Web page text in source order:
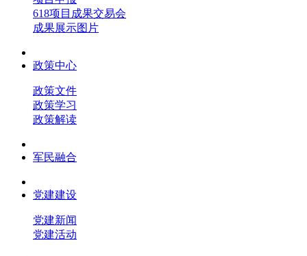
618项目成果交易会
成果展示图片
政策中心
政策文件
政策学习
政策解读
军民融合
党建建设
党建新闻
党建活动